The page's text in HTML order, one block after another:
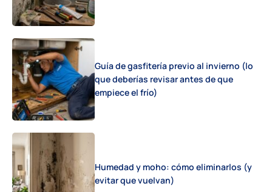
Guía de gasfitería previo al invierno (lo
que deberías revisar antes de que
empiece el frío)
Humedad y moho: cómo eliminarlos (y
evitar que vuelvan)